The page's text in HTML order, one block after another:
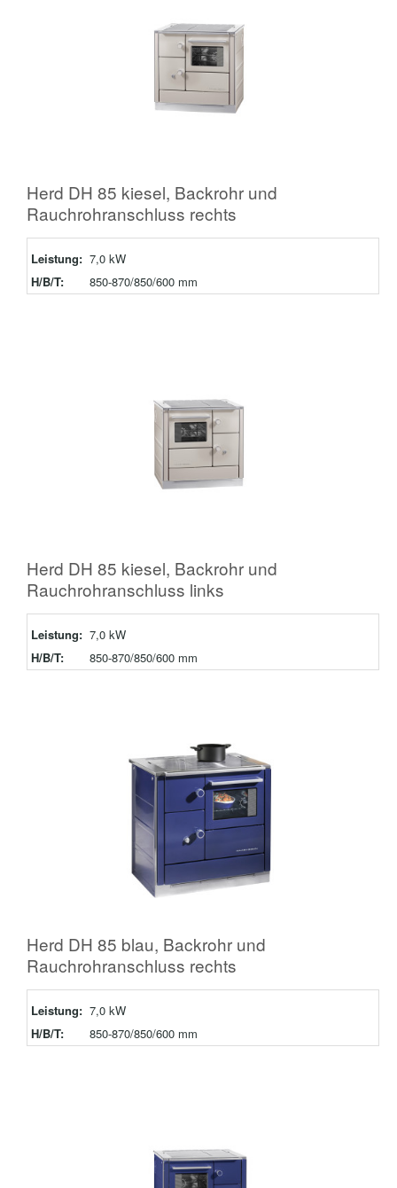
Herd DH 85 kiesel, Backrohr und
Rauchrohranschluss rechts
Leistung: 7,0 kW
H/B/T:
850-870/850/600 mm
Herd DH 85 kiesel, Backrohr und
Rauchrohranschluss links
Leistung: 7,0 kW
H/B/T:
850-870/850/600 mm
Herd DH 85 blau, Backrohr und
Rauchrohranschluss rechts
Leistung: 7,0 kW
H/B/T:
850-870/850/600 mm